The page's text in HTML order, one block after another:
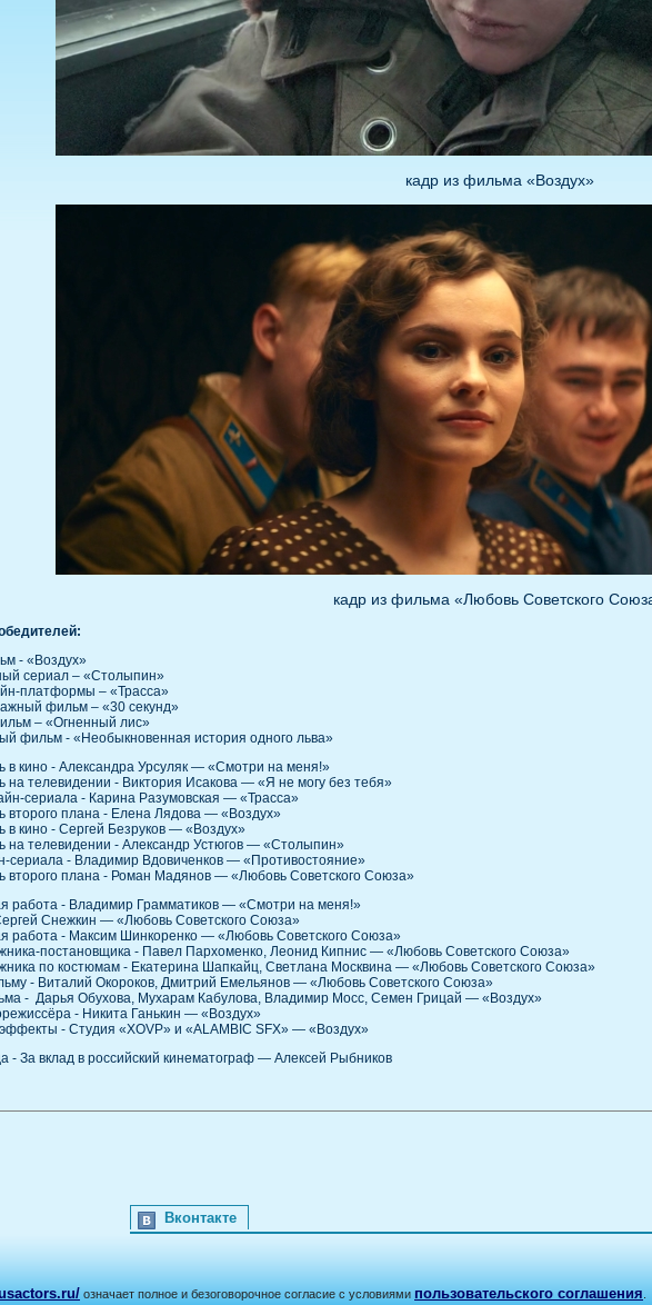
кадр из фильма «Воздух»
кадр из фильма «Любовь Советского
- «Воздух»
сериал – «Столыпин»
платформы – «Трасса»
фильм – «30 секунд»
– «Огненный лис»
фильм - «Необыкновенная история одного льва»
в кино - Александра Урсуляк — «Смотри на меня!»
на телевидении - Виктория Исакова — «Я не могу без тебя»
сериала - Карина Разумовская — «Трасса»
второго плана - Елена Лядова — «Воздух»
в кино - Сергей Безруков — «Воздух»
на телевидении - Александр Устюгов — «Столыпин»
сериала - Владимир Вдовиченков — «Противостояние»
второго плана - Роман Мадянов — «Любовь Советского Союза»
работа - Владимир Грамматиков — «Смотри на меня!»
Снежкин — «Любовь Советского Союза»
работа - Максим Шинкоренко — «Любовь Советского Союза»
постановщика - Павел Пархоменко, Леонид Кипнис — «Любовь Советского Союза»
по костюмам - Екатерина Шапкайц, Светлана Москвина — «Любовь Советского Союза»
- Виталий Окороков, Дмитрий Емельянов — «Любовь Советского Союза»
- Дарья Обухова, Мухарам Кабулова, Владимир Мосс, Семен Грицай — «Воздух»
- Никита Ганькин — «Воздух»
- Студия «XOVP» и «ALAMBIC SFX» — «Воздух»
- За вклад в российский кинематограф — Алексей Рыбников
Вконтакте
означает полное и безоговорочное согласие с условиями пользовательского соглашения